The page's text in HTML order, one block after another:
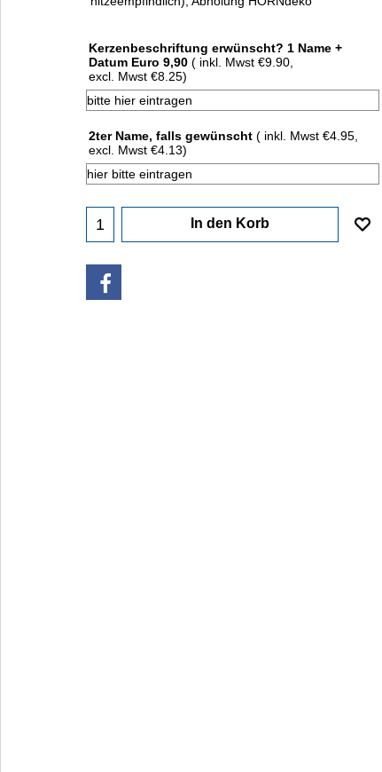
Kerzenbeschriftung erwünscht? 1 Name +
Datum Euro 9,90 ( inkl. Mwst €9.90,
excl. Mwst €8.25)
2ter Name, falls gewünscht ( inkl. Mwst €4.95,
excl. Mwst €4.13)
In den Korb